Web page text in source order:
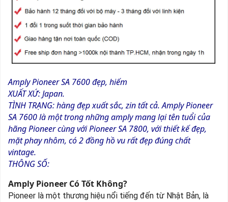
Amply Pioneer SA 7600 đẹp, hiếm
XUẤT XỨ: Japan.
TÌNH TRẠNG: hàng đẹp xuất sắc, zin tất cả. Amply Pioneer
SA 7600 là một trong những amply mang lại tên tuổi của
hãng Pioneer cùng với Pioneer SA 7800, với thiết kế đẹp,
mặt phay nhôm, có 2 đồng hồ vu rất đẹp đúng chất
vintage.
THÔNG SỐ:
Amply Pioneer Có Tốt Không?
Pioneer là một thương hiệu nổi tiếng đến từ Nhật Bản, là